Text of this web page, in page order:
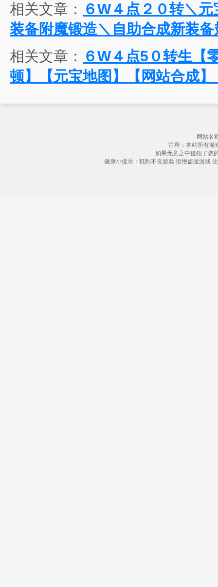
相关文章：
６W４点２０转＼
装备附魔锻造＼自助合成新装
相关文章：
６W４点5０转生【
顿】【元宝地图】【网站合成
网站名
注释：本站所有游
如果无意之中侵犯了您
健康小提示：抵制不良游戏 拒绝盗版游戏